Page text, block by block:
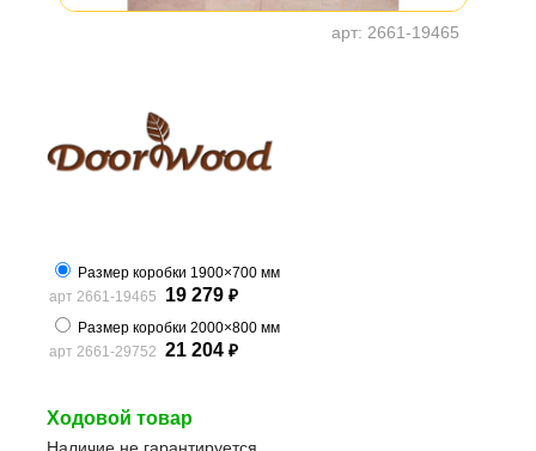
арт: 2661-19465
Размер коробки 1900×700 мм
арт 2661-19465
19 279 ₽
Размер коробки 2000×800 мм
арт 2661-29752 21 204 ₽
Ходовой товар
Наличие не гарантируется